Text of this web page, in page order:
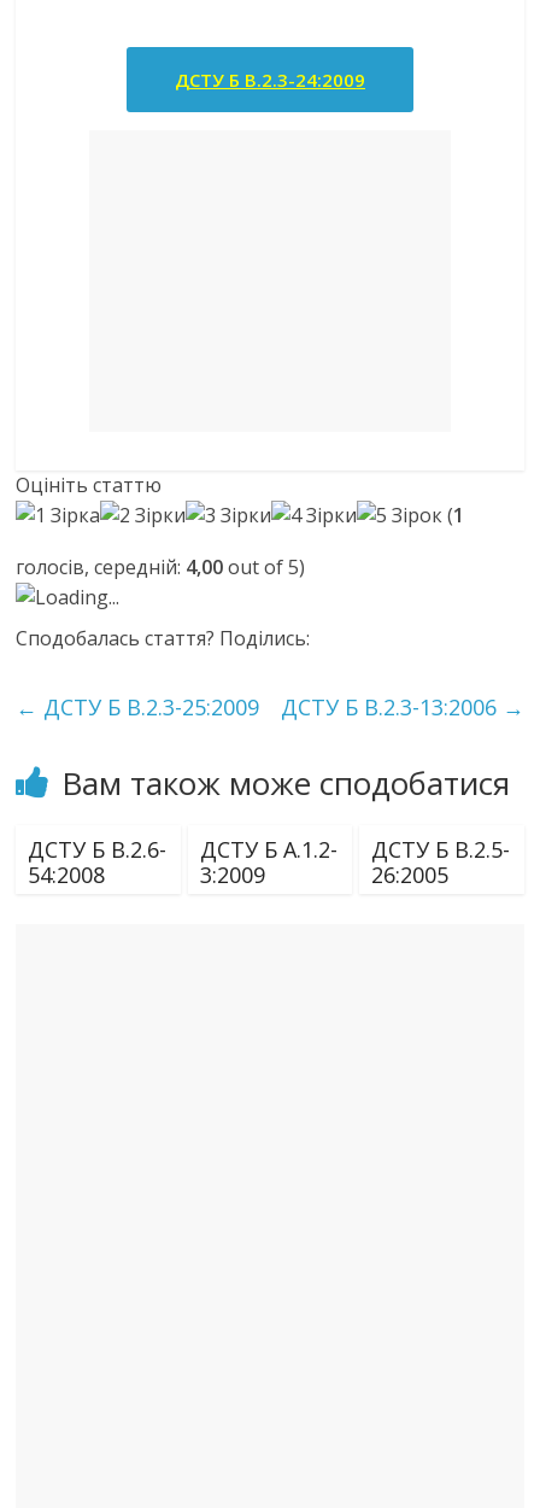
ДСТУ Б В.2.3-24:2009
Оцініть статтю
(1
голосів, середній: 4,00out of 5)
Loading...
Сподобалась стаття? Поділись:
← ДСТУ Б В.2.3-25:2009 ДСТУ Б В.2.3-13:2006 →
Вам також може сподобатися
ДСТУ Б В.2.6-
54:2008
ДСТУ Б А.1.2-
3:2009
ДСТУ Б В.2.5-
26:2005